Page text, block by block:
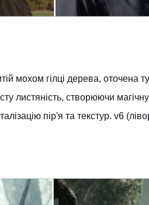
мохом гілці дерева, оточена
листяність, створюючи
пір'я та текстур. v6